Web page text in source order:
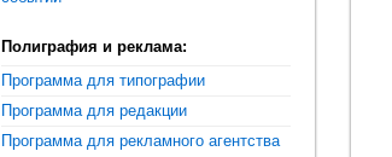
Полиграфия и реклама:
Программа для типографии
Программа для редакции
Программа для рекламного агентства